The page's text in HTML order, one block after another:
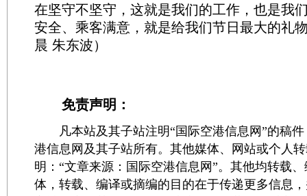
在坚守不坚守，这就是我们的工作，也是我
安全、乘客满意，就是给我们节日最大的礼
晨 朱东波）
免责声明：
凡本站及其子站注明“国际空港信息网”的稿件
港信息网及其子站所有。其他媒体、网站或个人
明：“文章来源：国际空港信息网”。其他均转载
体，转载、编译或摘编的目的在于传递更多信息